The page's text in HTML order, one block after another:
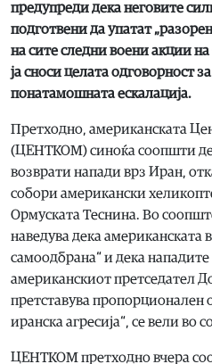
предупреди дека неговите
подготвени да упатат
на сите следни воени акции
ја сноси целата одговорност
понатамошната ескалација.
Претходно, американската
(ЦЕНТКОМ) синоќа соопшти
возврати напади врз Иран,
собори американски
Ормуската Теснина. Во
наведува дека американската
самоодбрана“ и дека
американскиот претседател
претставува пропорционален
иранска агресија“, се вели во
ЦЕНТКОМ претходно вчера